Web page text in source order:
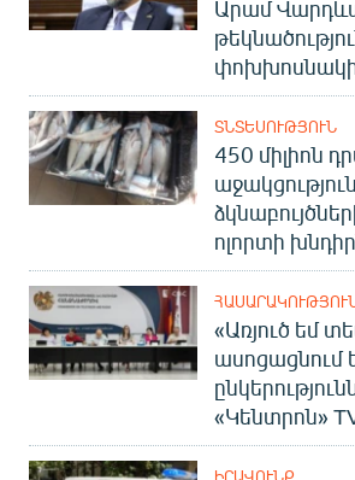
Արամ
ՏՆՏԵՍՈՒԹՅՈՒՆ
450 միլիոն
ոլորտի
«Առյուծ եմ
ասոցացնում
«Կենտրոն»
ԻՐԱՎՈՒՆՔ